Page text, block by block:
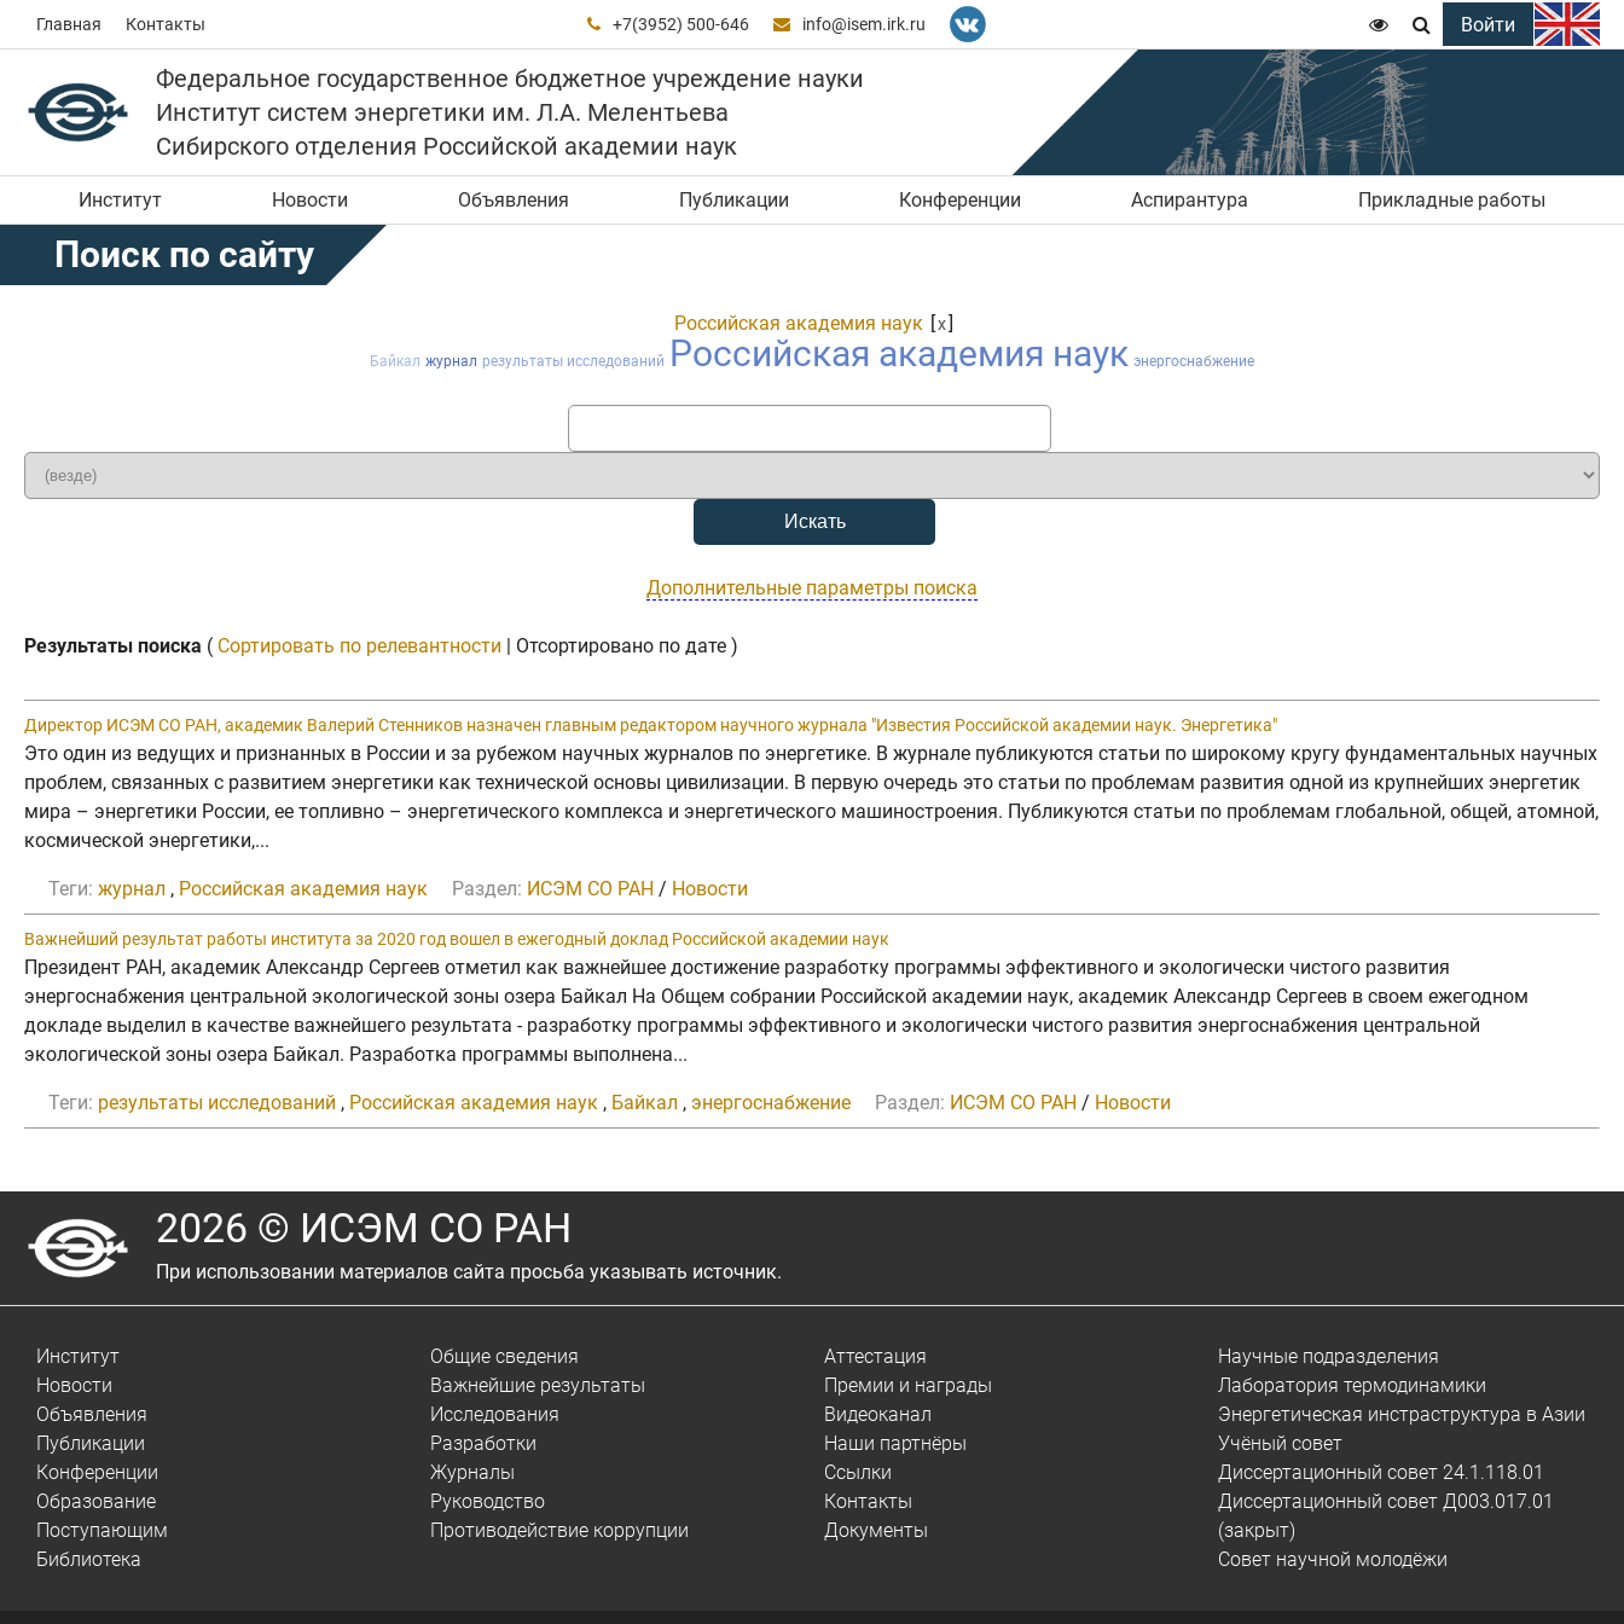
Главная Контакты  +7(3952) 500-646  info@isem.irk.ru   Войти
Федеральное государственное бюджетное учреждение науки
Институт систем энергетики им. Л.А. Мелентьева
Сибирского отделения Российской академии наук
Институт Новости Объявления Публикации Конференции Аспирантура Прикладные работы
Поиск по сайту
Российская академия наук [x]
Байкал журнал результаты исследований Российская академия наук энергоснабжение
Дополнительные параметры поиска
Результаты поиска ( Сортировать по релевантности | Отсортировано по дате )
Директор ИСЭМ СО РАН, академик Валерий Стенников назначен главным редактором научного журнала "Известия Российской академии наук. Энергетика"
Это один из ведущих и признанных в России и за рубежом научных журналов по энергетике. В журнале публикуются статьи по широкому кругу фундаментальных научных
проблем, связанных с развитием энергетики как технической основы цивилизации. В первую очередь это статьи по проблемам развития одной из крупнейших энергетик
мира – энергетики России, ее топливно – энергетического комплекса и энергетического машиностроения. Публикуются статьи по проблемам глобальной, общей, атомной,
космической энергетики,...
Теги: журнал , Российская академия наук Раздел: ИСЭМ СО РАН / Новости
Важнейший результат работы института за 2020 год вошел в ежегодный доклад Российской академии наук
Президент РАН, академик Александр Сергеев отметил как важнейшее достижение разработку программы эффективного и экологически чистого развития
энергоснабжения центральной экологической зоны озера Байкал На Общем собрании Российской академии наук, академик Александр Сергеев в своем ежегодном
докладе выделил в качестве важнейшего результата - разработку программы эффективного и экологически чистого развития энергоснабжения центральной
экологической зоны озера Байкал. Разработка программы выполнена...
Теги: результаты исследований , Российская академия наук , Байкал , энергоснабжение Раздел: ИСЭМ СО РАН / Новости
2026 © ИСЭМ СО РАН
При использовании материалов сайта просьба указывать источник.
Институт
Новости
Объявления
Публикации
Конференции
Образование
Поступающим
Библиотека
Общие сведения
Важнейшие результаты
Исследования
Разработки
Журналы
Руководство
Противодействие коррупции
Аттестация
Премии и награды
Видеоканал
Наши партнёры
Ссылки
Контакты
Документы
Научные подразделения
Лаборатория термодинамики
Энергетическая инстраструктура в Азии
Учёный совет
Диссертационный совет 24.1.118.01
Диссертационный совет Д003.017.01
(закрыт)
Совет научной молодёжи